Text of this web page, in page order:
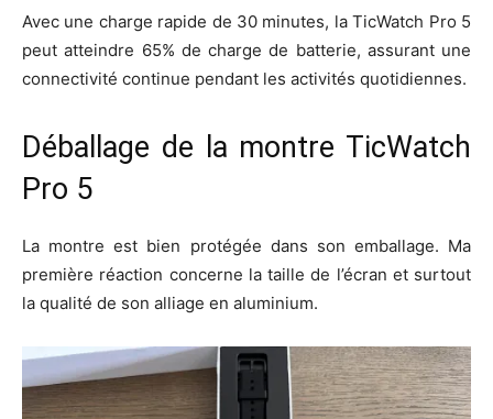
Avec une charge rapide de 30 minutes, la TicWatch Pro 5
peut atteindre 65% de charge de batterie, assurant une
connectivité continue pendant les activités quotidiennes.
Déballage de la montre TicWatch
Pro 5
La montre est bien protégée dans son emballage. Ma
première réaction concerne la taille de l’écran et surtout
la qualité de son alliage en aluminium.